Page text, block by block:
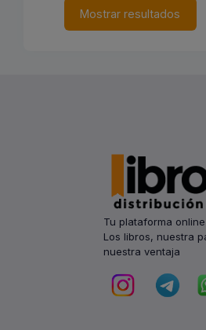
Mostrar resultados
Tu plataforma
Los libros, nuestra
nuestra ventaja